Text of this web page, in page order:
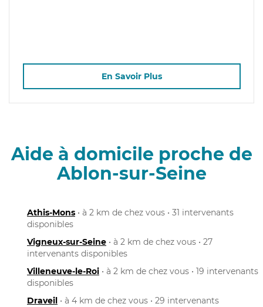
En Savoir Plus
Aide à domicile proche de
Ablon-sur-Seine
Athis-Mons • à 2 km de chez vous • 31 intervenants
disponibles
Vigneux-sur-Seine • à 2 km de chez vous • 27
intervenants disponibles
Villeneuve-le-Roi • à 2 km de chez vous • 19 intervenants
disponibles
Draveil • à 4 km de chez vous • 29 intervenants